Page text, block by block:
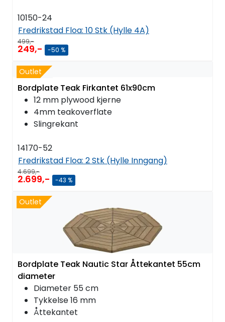
10150-24
Fredrikstad Floa: 10 Stk (Hylle 4A)
499,-
249,- -50 %
Outlet
Bordplate Teak Firkantet 61x90cm
12 mm plywood kjerne
4mm teakoverflate
Slingrekant
14170-52
Fredrikstad Floa: 2 Stk (Hylle Inngang)
4.699,-
2.699,- -43 %
Outlet
Bordplate Teak Nautic Star Åttekantet 55cm
diameter
Diameter 55 cm
Tykkelse 16 mm
Åttekantet